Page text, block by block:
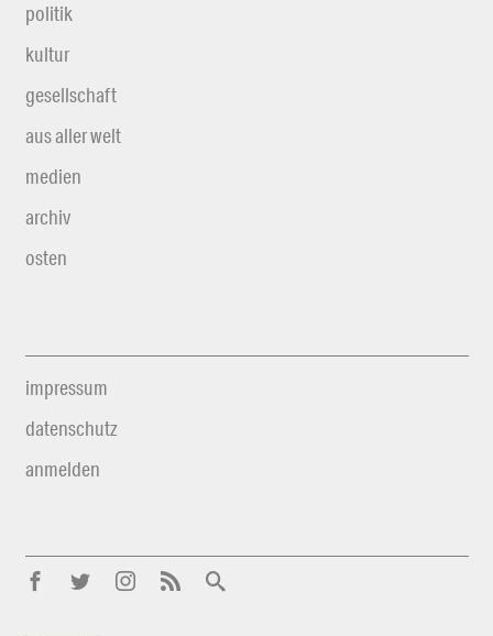
politik
kultur
gesellschaft
aus aller welt
medien
archiv
osten
impressum
datenschutz
anmelden